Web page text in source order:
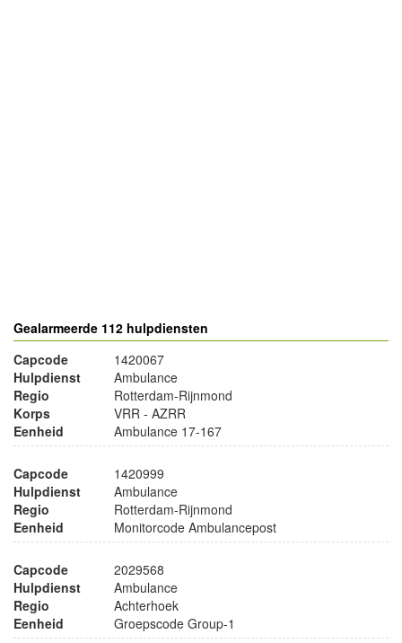
Gealarmeerde 112 hulpdiensten
Capcode
1420067
Hulpdienst
Ambulance
Regio
Rotterdam-Rijnmond
Korps
VRR - AZRR
Eenheid
Ambulance 17-167
Capcode
1420999
Hulpdienst
Ambulance
Regio
Rotterdam-Rijnmond
Eenheid
Monitorcode Ambulancepost
Capcode
2029568
Hulpdienst
Ambulance
Regio
Achterhoek
Eenheid
Groepscode Group-1